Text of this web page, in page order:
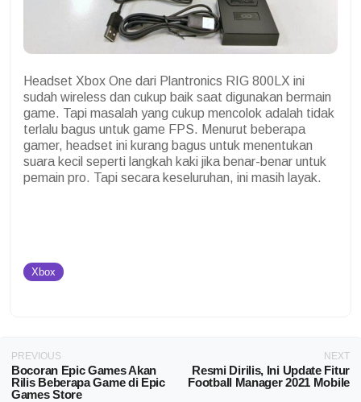
Headset Xbox One dari Plantronics RIG 800LX ini
sudah wireless dan cukup baik saat digunakan bermain
game. Tapi masalah yang cukup mencolok adalah tidak
terlalu bagus untuk game FPS. Menurut beberapa
gamer, headset ini kurang bagus untuk menentukan
suara kecil seperti langkah kaki jika benar-benar untuk
pemain pro. Tapi secara keseluruhan, ini masih layak.
Xbox
PREVIOUS
Bocoran Epic Games Akan
Rilis Beberapa Game di Epic
Games Store
NEXT
Resmi Dirilis, Ini Update Fitur
Football Manager 2021 Mobile